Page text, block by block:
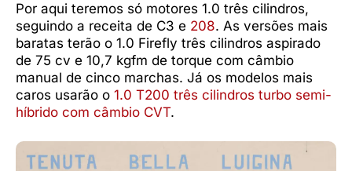
Por aqui teremos só motores 1.0 três cilindros,
seguindo a receita de C3 e 208. As versões mais
baratas terão o 1.0 Firefly três cilindros aspirado
de 75 cv e 10,7 kgfm de torque com câmbio
manual de cinco marchas. Já os modelos mais
caros usarão o 1.0 T200 três cilindros turbo semi-
híbrido com câmbio CVT.